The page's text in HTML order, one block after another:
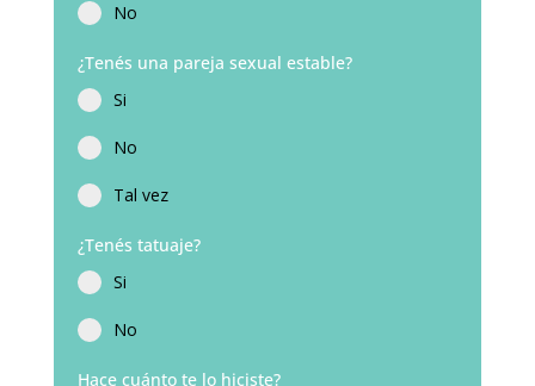
No
¿Tenés una pareja sexual estable?
Si
No
Tal vez
¿Tenés tatuaje?
Si
No
Hace cuánto te lo hiciste?